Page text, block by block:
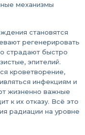
механизмы
становятся
регенерировать
страдают быстро
эпителий.
кроветворение,
инфекциям и
жизненно важные
к их отказу. Всё это
радиации на уровне